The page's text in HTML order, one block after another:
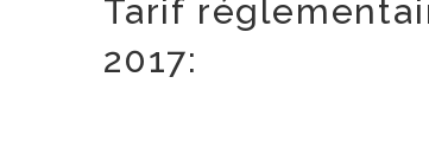
Tarif
2017: